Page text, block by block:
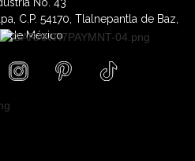
C.P. 54170, Tlalnepantla de Baz,
de México.